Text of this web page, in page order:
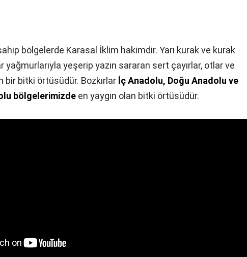
bölgelerde Karasal İklim hakimdir. Yarı kurak ve kurak
yağmurlarıyla yeşerip yazın sararan sert çayırlar, otlar ve
bir bitki örtüsüdür. Bozkırlar İç Anadolu, Doğu Anadolu ve
bölgelerimizde en yaygın olan bitki örtüsüdür.